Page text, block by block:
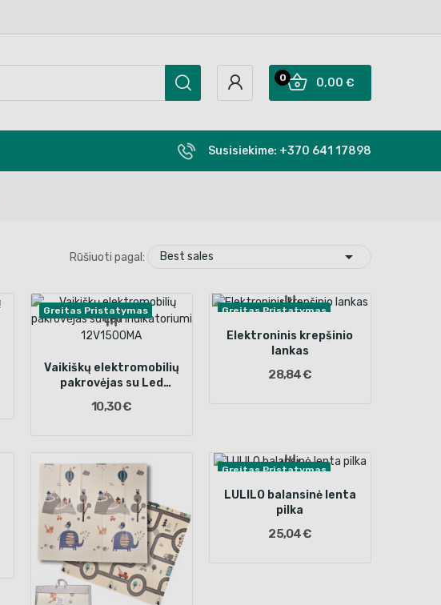
0,00 €
0
Susisiekime: +370 641 17898
Rūšiuoti pagal: Best sales 
Greitas Pristatymas
Vaikiškų elektromobilių
pakrovėjas su Led
12V1500MA
10,30 €
Greitas Pristatymas
Elektroninis krepšinio
lankas
28,84 €
Greitas Pristatymas
LULILO balansinė lenta
pilka
25,04 €